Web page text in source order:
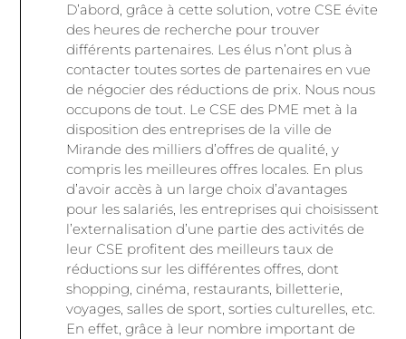
D’abord, grâce à cette solution, votre CSE évite
des heures de recherche pour trouver
différents partenaires. Les élus n’ont plus à
contacter toutes sortes de partenaires en vue
de négocier des réductions de prix. Nous nous
occupons de tout. Le CSE des PME met à la
disposition des entreprises de la ville de
Mirande des milliers d’offres de qualité, y
compris les meilleures offres locales. En plus
d’avoir accès à un large choix d’avantages
pour les salariés, les entreprises qui choisissent
l’externalisation d’une partie des activités de
leur CSE profitent des meilleurs taux de
réductions sur les différentes offres, dont
shopping, cinéma, restaurants, billetterie,
voyages, salles de sport, sorties culturelles, etc.
En effet, grâce à leur nombre important de